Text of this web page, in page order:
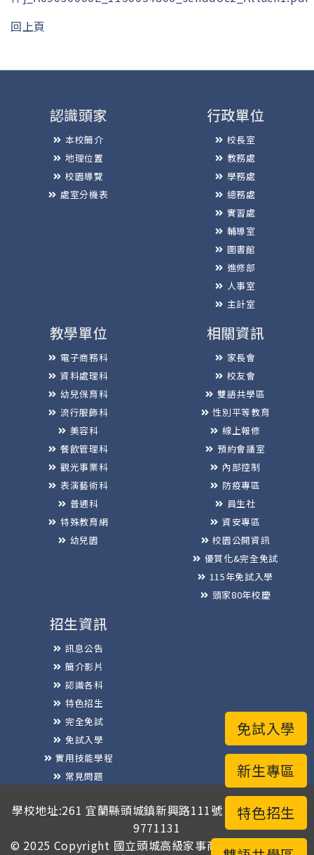
回上頁
特色招生
新生專區
免試入學
認識頭家
本校簡介
地理位置
校園導覽
處室分機表
行政單位
校長室
教務處
學務處
總務處
實習處
輔導室
圖書館
進修部
人事室
主計室
教學單位
電子商務科
資料處理科
幼兒保育科
流行服飾科
美容科
餐飲管理科
觀光事業科
表演藝術科
普通科
特殊教育網
幼兒園
相關資訊
家長會
校友會
雙語共學區
性別平等教育
線上報修
預約會議室
內部控制
防疫專區
員生社
資安專區
校園公開資訊
優質化&完全免試
115年免試入學
頭家80年校慶
招生資訊
訊息公告
簡介影片
認識各科
特色招生
完全免試
免試入學
實用技能學程
常見問題
學校地址:261 宜蘭縣頭城鎮新興路111號 / 電話總機:03-
9771131
© 2025 Copyright 國立頭城高級家事商業職業學校版權